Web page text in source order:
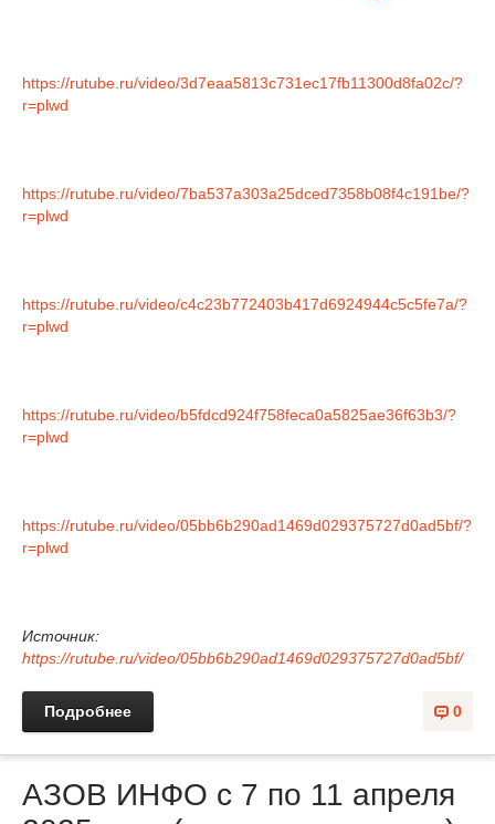
https://rutube.ru/video/3d7eaa5813c731ec17fb11300d8fa02c/?
r=plwd
https://rutube.ru/video/7ba537a303a25dced7358b08f4c191be/?
r=plwd
https://rutube.ru/video/c4c23b772403b417d6924944c5c5fe7a/?
r=plwd
https://rutube.ru/video/b5fdcd924f758feca0a5825ae36f63b3/?
r=plwd
https://rutube.ru/video/05bb6b290ad1469d029375727d0ad5bf/?
r=plwd
Источник:
https://rutube.ru/video/05bb6b290ad1469d029375727d0ad5bf/
0
Подробнее
АЗОВ ИНФО с 7 по 11 апреля